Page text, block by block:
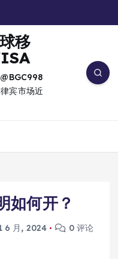
宾市场近
如何开？
6 月, 2024 0 评论